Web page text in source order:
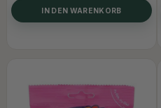
IN DEN WARENKORB